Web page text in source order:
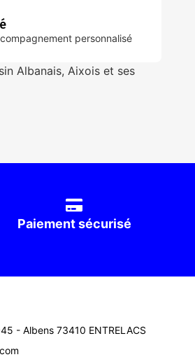
personnalisé
Albanais, Aixois et ses
Paiement sécurisé
- Albens 73410 ENTRELACS